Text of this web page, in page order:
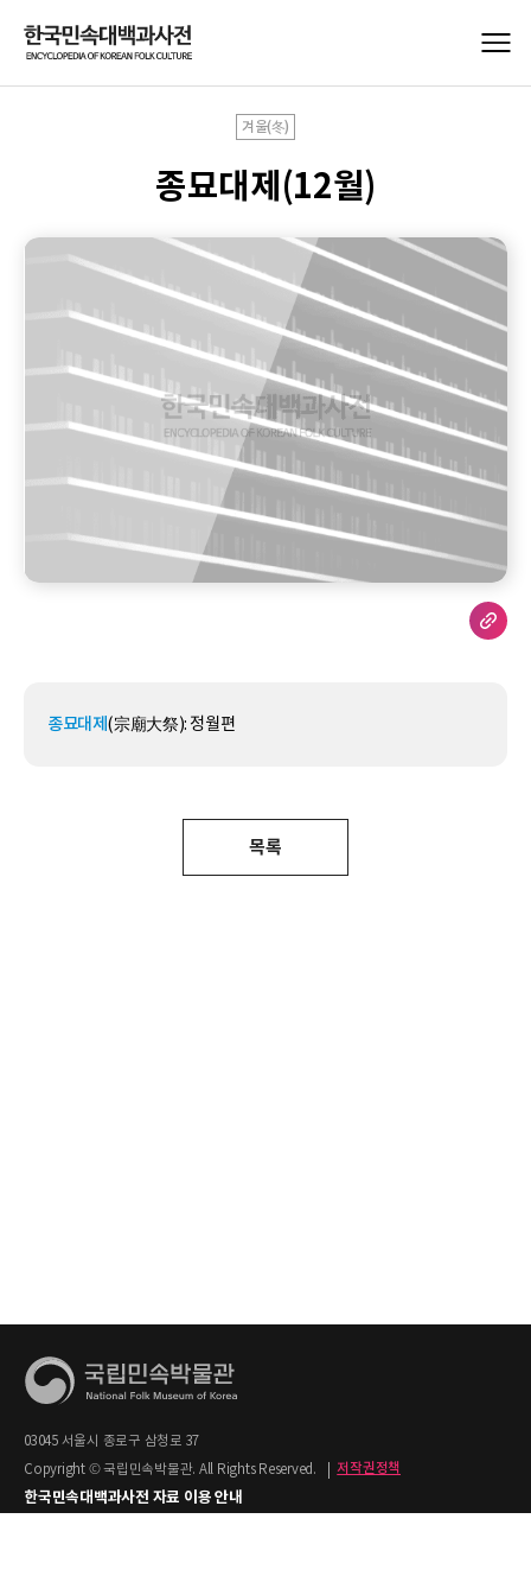
겨울(冬)
종묘대제(12월)
종묘대제 (宗廟大祭): 정월편
목록
03045 서울시 종로구 삼청로 37
Copyright © 국립민속박물관. All Rights Reserved.
저작권정책
한국민속대백과사전 자료 이용 안내